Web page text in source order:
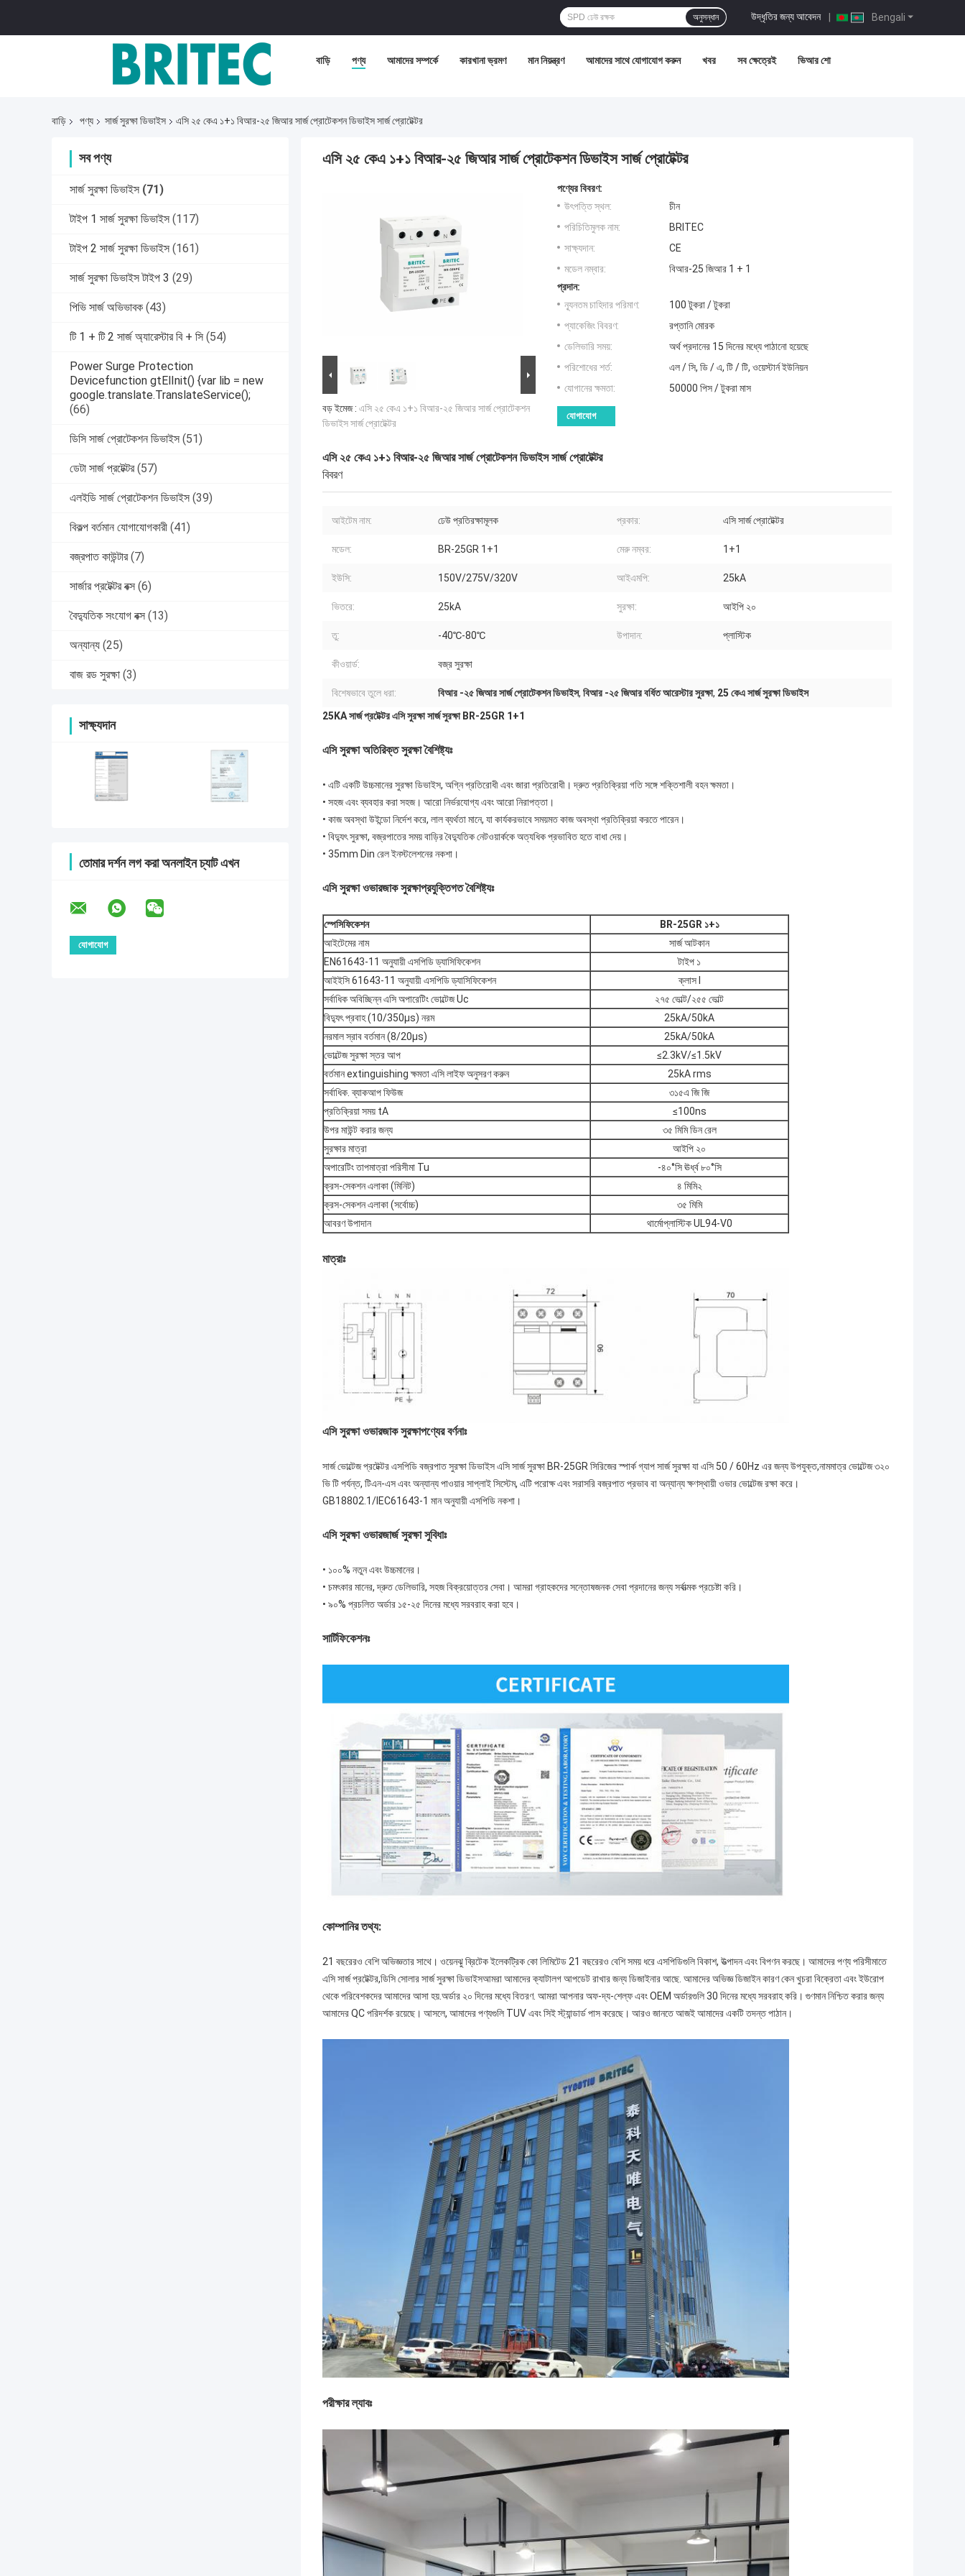
Bengali
উদ্ধৃতির জন্য আবেদন |
অনুসন্ধান
বাড়ি পণ্য আমাদের সম্পর্কে কারখানা ভ্রমণ মান নিয়ন্ত্রণ আমাদের সাথে যোগাযোগ করুন খবর সব ক্ষেত্রেই ভিআর শো
বাড়ি পণ্য সার্জ সুরক্ষা ডিভাইস এসি ২৫ কেএ ১+১ বিআর-২৫ জিআর সার্জ প্রোটেকশন ডিভাইস সার্জ প্রোটেক্টর
সব পণ্য
সার্জ সুরক্ষা ডিভাইস (71)
টাইপ 1 সার্জ সুরক্ষা ডিভাইস (117)
টাইপ 2 সার্জ সুরক্ষা ডিভাইস (161)
সার্জ সুরক্ষা ডিভাইস টাইপ 3 (29)
পিভি সার্জ অভিভাবক (43)
টি 1 + টি 2 সার্জ অ্যারেস্টার বি + সি (54)
Power Surge Protection
Devicefunction gtElInit() {var lib = new
google.translate.TranslateService();
(66)
ডিসি সার্জ প্রোটেকশন ডিভাইস (51)
ডেটা সার্জ প্রটেক্টর (57)
এলইডি সার্জ প্রোটেকশন ডিভাইস (39)
বিকল্প বর্তমান যোগাযোগকারী (41)
বজ্রপাত কাউন্টার (7)
সার্জার প্রটেক্টর বক্স (6)
বৈদ্যুতিক সংযোগ বক্স (13)
অন্যান্য (25)
বাজ রড সুরক্ষা (3)
সাক্ষ্যদান
তোমার দর্শন লগ করা অনলাইন চ্যাট এখন
এসি ২৫ কেএ ১+১ বিআর-২৫ জিআর সার্জ প্রোটেকশন ডিভাইস সার্জ প্রোটেক্টর
বড় ইমেজ : এসি ২৫ কেএ ১+১ বিআর-২৫ জিআর সার্জ প্রোটেকশন
ডিভাইস সার্জ প্রোটেক্টর
পণ্যের বিবরণ:
উৎপত্তি স্থল:
চীন
পরিচিতিমুলক নাম:
BRITEC
সাক্ষ্যদান:
CE
মডেল নম্বার:
বিআর-25 জিআর 1 + 1
প্রদান:
ন্যূনতম চাহিদার পরিমাণ:
100 টুকরা / টুকরা
প্যাকেজিং বিবরণ:
রপ্তানি মোরক
ডেলিভারি সময়:
অর্থ প্রদানের 15 দিনের মধ্যে পাঠানো হয়েছে
পরিশোধের শর্ত:
এল / সি, ডি / এ, টি / টি, ওয়েস্টার্ন ইউনিয়ন
যোগানের ক্ষমতা:
50000 পিস / টুকরা মাস
যোগাযোগ
এসি ২৫ কেএ ১+১ বিআর-২৫ জিআর সার্জ প্রোটেকশন ডিভাইস সার্জ প্রোটেক্টর
বিবরণ
আইটেম নাম: ঢেউ প্রতিরক্ষামূলক প্রকার: এসি সার্জ প্রোটেক্টর
মডেল: BR-25GR 1+1 মেরু নম্বর: 1+1
ইউসি: 150V/275V/320V আইএমপি: 25kA
ভিতরে: 25kA সুরক্ষা: আইপি ২০
তু: -40℃-80℃ উপাদান: প্লাস্টিক
কীওয়ার্ড: বজ্র সুরক্ষা
বিশেষভাবে তুলে ধরা: বিআর -২৫ জিআর সার্জ প্রোটেকশন ডিভাইস, বিআর -২৫ জিআর বর্ধিত আরেস্টার সুরক্ষা, 25 কেএ সার্জ সুরক্ষা ডিভাইস
25KA সার্জ প্রটেক্টর এসি সুরক্ষা সার্জ সুরক্ষা BR-25GR 1+1
এসি সুরক্ষা অতিরিক্ত সুরক্ষা বৈশিষ্ট্যঃ
• এটি একটি উচ্চমানের সুরক্ষা ডিভাইস, অগ্নি প্রতিরোধী এবং জারা প্রতিরোধী। দ্রুত প্রতিক্রিয়া গতি সঙ্গে শক্তিশালী বহন ক্ষমতা।
• সহজ এবং ব্যবহার করা সহজ। আরো নির্ভরযোগ্য এবং আরো নিরাপত্তা।
• কাজ অবস্থা উইন্ডো নির্দেশ করে, লাল ব্যর্থতা মানে, যা কার্যকরভাবে সময়মত কাজ অবস্থা প্রতিক্রিয়া করতে পারেন।
• বিদ্যুৎ সুরক্ষা, বজ্রপাতের সময় বাড়ির বৈদ্যুতিক নেটওয়ার্ককে অত্যধিক প্রভাবিত হতে বাধা দেয়।
• 35mm Din রেল ইনস্টলেশনের নকশা।
এসি সুরক্ষা ওভারজাক সুরক্ষাপ্রযুক্তিগত বৈশিষ্ট্যঃ
স্পেসিফিকেশন
BR-25GR ১+১
আইটেমের নাম
সার্জ আটকান
EN61643-11 অনুযায়ী এসপিডি ড্যাসিফিকেশন
টাইপ ১
আইইসি 61643-11 অনুযায়ী এসপিডি ড্যাসিফিকেশন
ক্লাস I
সর্বাধিক অবিচ্ছিন্ন এসি অপারেটিং ভোল্টেজ Uc
২৭৫ ভোল্ট/২৫৫ ভোল্ট
বিদ্যুৎ প্রবাহ (10/350μs) নরম
25kA/50kA
নরমাল স্রাব বর্তমান (8/20μs)
25kA/50kA
ভোল্টেজ সুরক্ষা স্তর আপ
≤2.3kV/≤1.5kV
বর্তমান extinguishing ক্ষমতা এসি লাইফ অনুসরণ করুন
25kA rms
সর্বাধিক. ব্যাকআপ ফিউজ
৩১৫এ জি জি
প্রতিক্রিয়া সময় tA
≤100ns
উপর মাউন্ট করার জন্য
৩৫ মিমি ডিন রেল
সুরক্ষার মাত্রা
আইপি ২০
অপারেটিং তাপমাত্রা পরিসীমা Tu
-৪০°সি ঊর্ধ্ব ৮০°সি
ক্রস-সেকশন এলাকা (মিনিট)
৪ মিমি২
ক্রস-সেকশন এলাকা (সর্বোচ্চ)
৩৫ মিমি
আবরণ উপাদান
থার্মোপ্লাস্টিক UL94-V0
মাত্রাঃ
এসি সুরক্ষা ওভারজাক সুরক্ষাপণ্যের বর্ণনাঃ
সার্জ ভোল্টেজ প্রটেক্টর এসপিডি বজ্রপাত সুরক্ষা ডিভাইস এসি সার্জ সুরক্ষা BR-25GR সিরিজের স্পার্ক গ্যাপ সার্জ সুরক্ষা যা এসি 50 / 60Hz এর জন্য উপযুক্ত,নামমাত্র ভোল্টেজ ৩২০
ভি টি পর্যন্ত, টিএন-এস এবং অন্যান্য পাওয়ার সাপ্লাই সিস্টেম, এটি পরোক্ষ এবং সরাসরি বজ্রপাত প্রভাব বা অন্যান্য ক্ষণস্থায়ী ওভার ভোল্টেজ রক্ষা করে।
GB18802.1/IEC61643-1 মান অনুযায়ী এসপিডি নকশা।
এসি সুরক্ষা ওভারজার্জ সুরক্ষা সুবিধাঃ
• ১০০% নতুন এবং উচ্চমানের।
• চমৎকার মানের, দ্রুত ডেলিভারি, সহজ বিক্রয়োত্তর সেবা। আমরা গ্রাহকদের সন্তোষজনক সেবা প্রদানের জন্য সর্বাত্মক প্রচেষ্টা করি।
• ৯০% প্রচলিত অর্ডার ১৫-২৫ দিনের মধ্যে সরবরাহ করা হবে।
সার্টিফিকেশনঃ
কোম্পানির তথ্য:
21 বছরেরও বেশি অভিজ্ঞতার সাথে। ওয়েনঝু ব্রিটেক ইলেকট্রিক কো লিমিটেড 21 বছরেরও বেশি সময় ধরে এসপিডিগুলি বিকাশ, উত্পাদন এবং বিপণন করছে। আমাদের পণ্য পরিসীমাতে
এসি সার্জ প্রটেক্টর,ডিসি সোলার সার্জ সুরক্ষা ডিভাইসআমরা আমাদের ক্যাটালগ আপডেট রাখার জন্য ডিজাইনার আছে. আমাদের অভিজ্ঞ ডিজাইন কারণ কেন খুচরা বিক্রেতা এবং ইউরোপ
থেকে পরিবেশকদের আমাদের আসা হয়.অর্ডার ২০ দিনের মধ্যে বিতরণ. আমরা আপনার অফ-দ্য-শেল্ফ এবং OEM অর্ডারগুলি 30 দিনের মধ্যে সরবরাহ করি। গুণমান নিশ্চিত করার জন্য
আমাদের QC পরিদর্শক রয়েছে। আসলে, আমাদের পণ্যগুলি TUV এবং সিই স্ট্যান্ডার্ড পাস করেছে। আরও জানতে আজই আমাদের একটি তদন্ত পাঠান।
পরীক্ষার ল্যাবঃ